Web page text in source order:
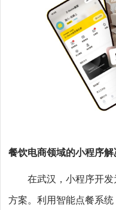
餐饮电商领域的小程序解
在武汉，小程序开发
方案。利用智能点餐系